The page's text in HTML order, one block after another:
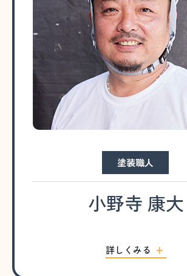
塗装職人
小野寺 康大
詳しくみる